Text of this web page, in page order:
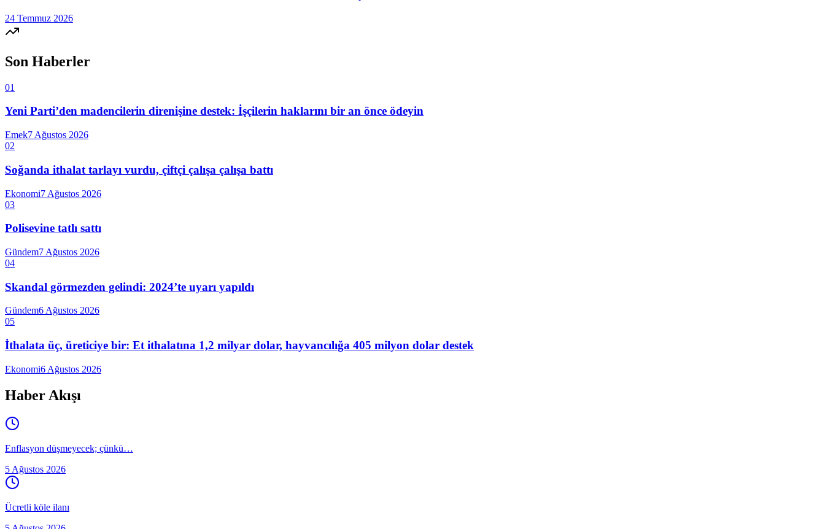
24 Temmuz 2026
Son Haberler
01
Yeni Parti’den madencilerin direnişine destek: İşçilerin haklarını bir an önce ödeyin
Emek7 Ağustos 2026
02
Soğanda ithalat tarlayı vurdu, çiftçi çalışa çalışa battı
Ekonomi7 Ağustos 2026
03
Polisevine tatlı sattı
Gündem7 Ağustos 2026
04
Skandal görmezden gelindi: 2024’te uyarı yapıldı
Gündem6 Ağustos 2026
05
İthalata üç, üreticiye bir: Et ithalatına 1,2 milyar dolar, hayvancılığa 405 milyon dolar destek
Ekonomi6 Ağustos 2026
Haber Akışı
Enflasyon düşmeyecek; çünkü…
5 Ağustos 2026
Ücretli köle ilanı